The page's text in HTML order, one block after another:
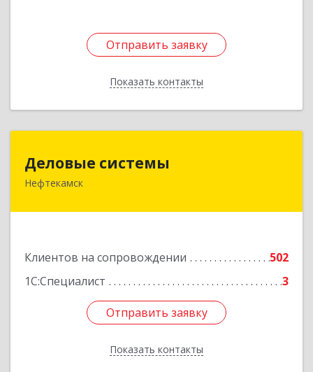
Отправить заявку
Показать контакты
Отправить заявку
Назад
Деловые системы
Нефтекамск
Клиентов на сопровождении
502
1С:Специалист
3
Отправить заявку
Показать контакты
452689, Башкортостан Респ, Нефтекамск г,
Отправить заявку
Назад